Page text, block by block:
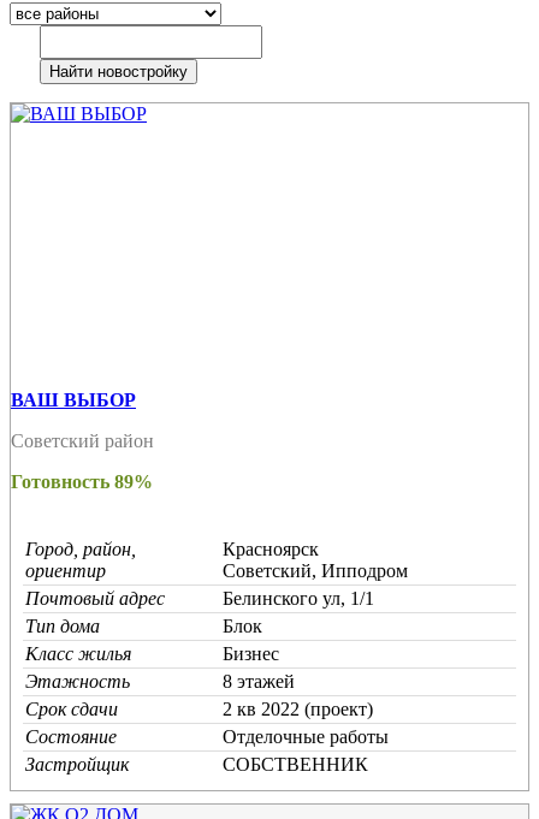
ВАШ ВЫБОР
Советский район
Готовность 89%
Город, район,
ориентир
Красноярск
Советский, Ипподром
Почтовый адрес
Белинского ул, 1/1
Тип дома
Блок
Класс жилья
Бизнес
Этажность
8 этажей
Срок сдачи
2 кв 2022 (проект)
Состояние
Отделочные работы
Застройщик
СОБСТВЕННИК